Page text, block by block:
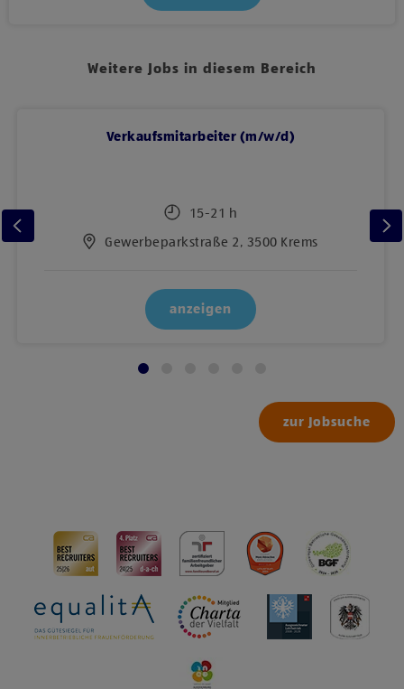
Weitere Jobs in diesem Bereich
Verkaufsmitarbeiter (m/w/d)
15-21 h
Gewerbeparkstraße 2, 3500 Krems
anzeigen
zur Jobsuche